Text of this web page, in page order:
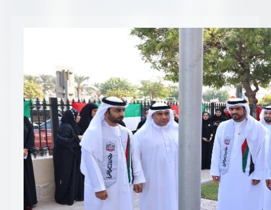
الأسئلة الشائعة
سياسة النظام الإداري المتكامل
جوائز و شهادات
الميثاق
سياسة أمن المعلومات
سياسة الموردين و المشتريات
سياسة نظام إدارة المرافق
Vendor Portal -